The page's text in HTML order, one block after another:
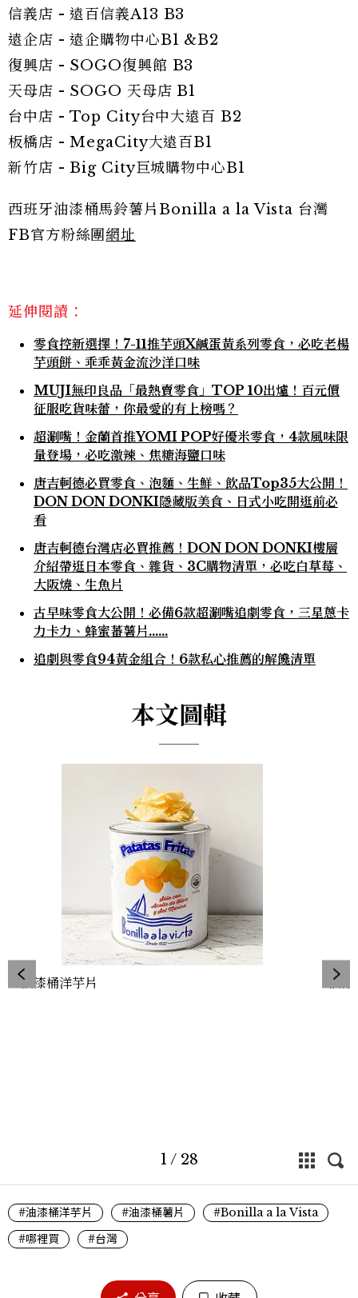
信義店 - 遠百信義A13 B3
遠企店 - 遠企購物中心B1 &B2
復興店 - SOGO復興館 B3
天母店 - SOGO 天母店 B1
台中店 - Top City台中大遠百 B2
板橋店 - MegaCity大遠百B1
新竹店 - Big City巨城購物中心B1
西班牙油漆桶馬鈴薯片Bonilla a la Vista 台灣
FB官方粉絲團網址
延伸閱讀：
零食控新選擇！7-11推芋頭X鹹蛋黃系列零食，必吃老楊
芋頭餅、乖乖黃金流沙洋口味
MUJI無印良品「最熱賣零食」TOP 10出爐！百元價
征服吃貨味蕾，你最愛的有上榜嗎？
超涮嘴！金蘭首推YOMI POP好優米零食，4款風味限
量登場，必吃激辣、焦糖海鹽口味
唐吉軻德必買零食、泡麵、生鮮、飲品Top35大公開！
DON DON DONKI隱藏版美食、日式小吃開逛前必
看
唐吉軻德台灣店必買推薦！DON DON DONKI樓層
介紹帶逛日本零食、雜貨、3C購物清單，必吃白草莓、
大阪燒、生魚片
古早味零食大公開！必備6款超涮嘴追劇零食，三星蔥卡
力卡力、蜂蜜蕃薯片……
追劇與零食94黃金組合！6款私心推薦的解饞清單
本文圖輯
油漆桶洋芋片 油
1 / 28
#油漆桶洋芋片 #油漆桶薯片
#Bonilla a la Vista
#哪裡買
#台灣